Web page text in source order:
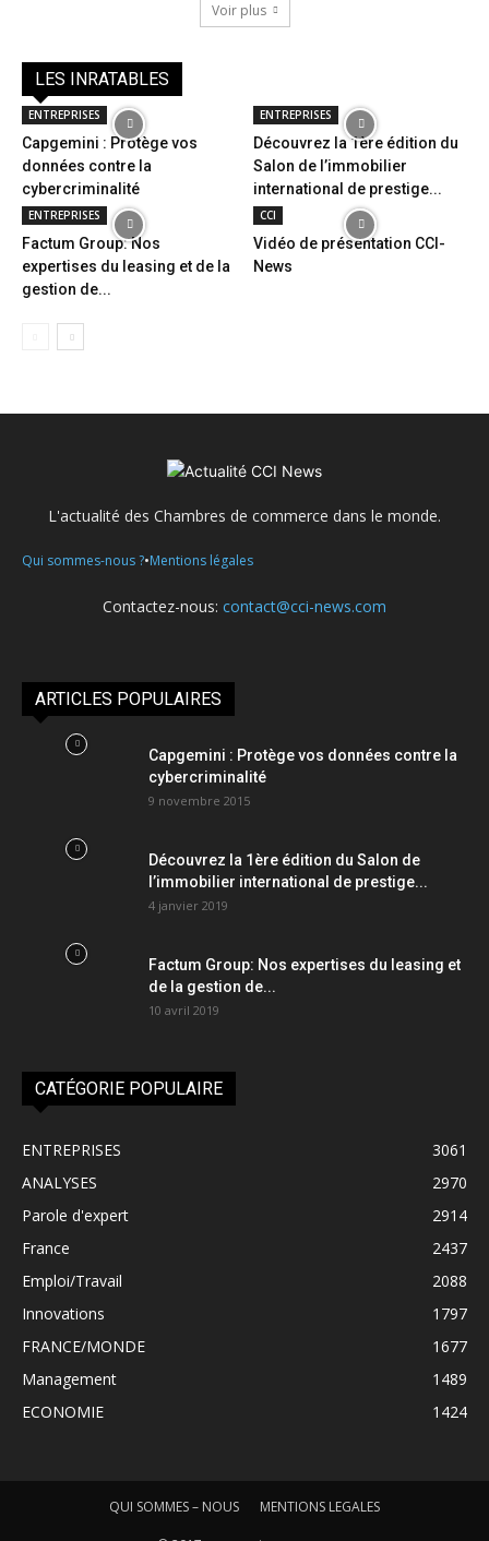
Voir plus
LES INRATABLES
ENTREPRISES
Capgemini : Protège vos
données contre la
cybercriminalité
ENTREPRISES
Découvrez la 1ère édition du
Salon de l’immobilier
international de prestige...
ENTREPRISES
Factum Group: Nos
expertises du leasing et de la
gestion de...
CCI
Vidéo de présentation CCI-
News
L'actualité des Chambres de commerce dans le monde.
Qui sommes-nous ?•Mentions légales
Contactez-nous: contact@cci-news.com
ARTICLES POPULAIRES
Capgemini : Protège vos données contre la
cybercriminalité
9 novembre 2015
Découvrez la 1ère édition du Salon de
l’immobilier international de prestige...
4 janvier 2019
Factum Group: Nos expertises du leasing et
de la gestion de...
10 avril 2019
CATÉGORIE POPULAIRE
ENTREPRISES
3061
ANALYSES
2970
Parole d'expert
2914
France
2437
Emploi/Travail
2088
Innovations
1797
FRANCE/MONDE
1677
Management
1489
ECONOMIE
1424
QUI SOMMES – NOUS MENTIONS LEGALES